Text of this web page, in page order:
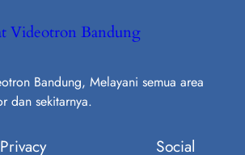
Videotron Bandung
Bandung, Melayani semua area
dan sekitarnya.
Privacy Social